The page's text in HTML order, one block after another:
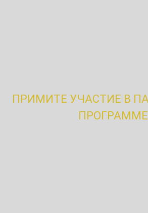
ПРИМИТЕ УЧАСТИЕ В
ПРОГРАММЕ